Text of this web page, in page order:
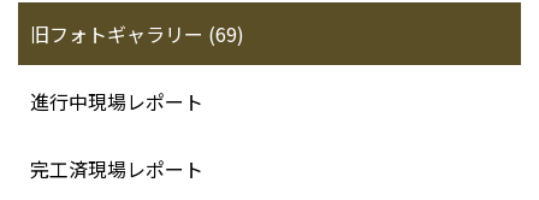
旧フォトギャラリー (69)
進行中現場レポート
完工済現場レポート